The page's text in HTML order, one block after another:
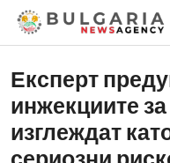
Експерт
инжекциите
изглеждат